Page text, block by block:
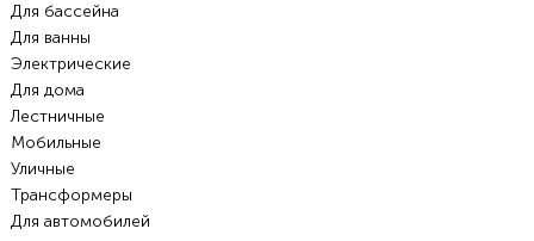
Для бассейна
Для ванны
Электрические
Для дома
Лестничные
Мобильные
Уличные
Трансформеры
Для автомобилей